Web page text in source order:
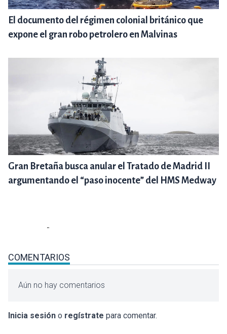
El documento del régimen colonial británico que
expone el gran robo petrolero en Malvinas
Gran Bretaña busca anular el Tratado de Madrid II
argumentando el “paso inocente” del HMS Medway
COMENTARIOS
Aún no hay comentarios
Inicia sesión o regístrate para comentar.